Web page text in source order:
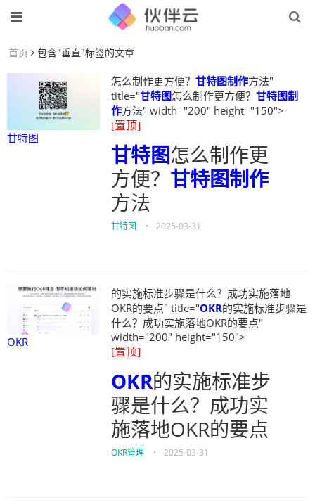
首页 包含"垂直"标签的文章
甘特图
怎么制作更方便？ 甘特图制作方法"
title="甘特图怎么制作更方便？ 甘特图制
作方法" width="200" height="150">
[置顶]
甘特图怎么制作更
方便？ 甘特图制作
方法
甘特图 • 2025-03-31
OKR
的实施标准步骤是什么？成功实施落地
OKR的要点" title="OKR的实施标准步骤是
什么？成功实施落地OKR的要点"
width="200" height="150">
[置顶]
OKR的实施标准步
骤是什么？成功实
施落地OKR的要点
OKR管理 • 2025-03-31